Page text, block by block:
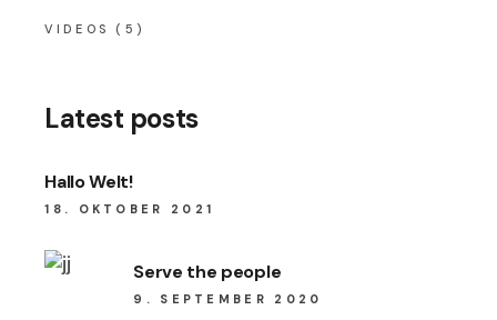
VIDEOS (5)
Latest posts
Hallo Welt!
18. OKTOBER 2021
Serve the people
9. SEPTEMBER 2020